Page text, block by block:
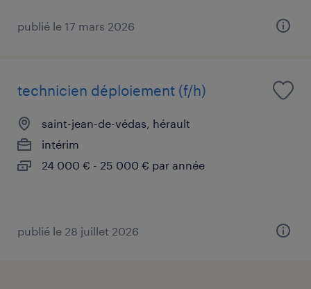
publié le 17 mars 2026
technicien déploiement (f/h)
saint-jean-de-védas, hérault
intérim
24 000 € - 25 000 € par année
publié le 28 juillet 2026